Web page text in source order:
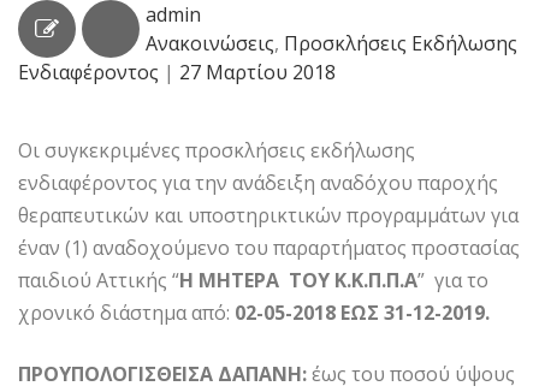
admin
Ανακοινώσεις, Προσκλήσεις Εκδήλωσης
Ενδιαφέροντος | 27 Μαρτίου 2018
Οι συγκεκριμένες προσκλήσεις εκδήλωσης
ενδιαφέροντος για την ανάδειξη αναδόχου παροχής
θεραπευτικών και υποστηρικτικών προγραμμάτων για
έναν (1) αναδοχούμενο του παραρτήματος προστασίας
παιδιού Αττικής “Η ΜΗΤΕΡΑ ΤΟΥ Κ.Κ.Π.Π.Α” για το
χρονικό διάστημα από: 02-05-2018 ΕΩΣ 31-12-2019.
ΠΡΟΥΠΟΛΟΓΙΣΘΕΙΣΑ ΔΑΠΑΝΗ:έως του ποσού ύψους